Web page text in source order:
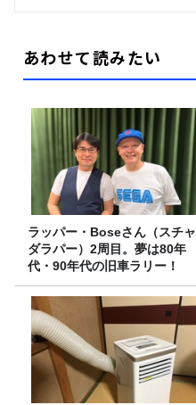
あわせて読みたい
ラッパー・Boseさん（スチャ
ダラパー）2周目。夢は80年
代・90年代の旧車ラリー！